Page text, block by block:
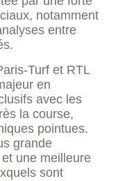
notamment
entre
Turf et RTL
en
avec les
la course,
pointues.
grande
une meilleure
sont